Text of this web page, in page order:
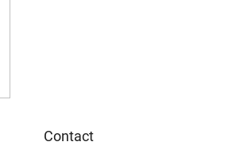
Contact